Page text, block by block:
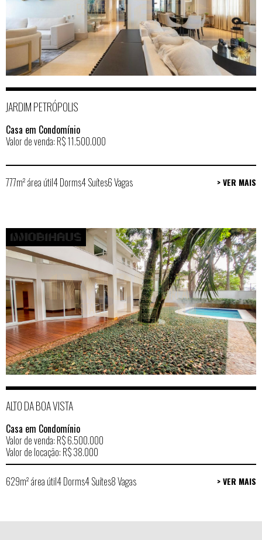
JARDIM PETRÓPOLIS
Casa em Condomínio
Valor de venda: R$ 11.500.000
777m² área útil4 Dorms4 Suítes6 Vagas > VER MAIS
ALTO DA BOA VISTA
Casa em Condomínio
Valor de venda: R$ 6.500.000
Valor de locação: R$ 38.000
629m² área útil4 Dorms4 Suítes8 Vagas > VER MAIS